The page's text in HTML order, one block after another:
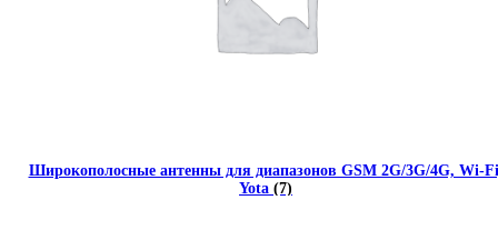
Широкополосные антенны для диапазонов GSM 2G/3G/4G, Wi-
Yota (7)